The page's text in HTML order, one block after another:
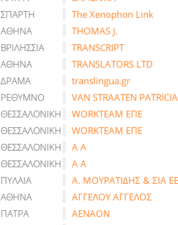
ΣΠΑΡΤΗ
The Xenophon Link
ΑΘΗΝΑ
THOMAS J.
ΒΡΙΛΗΣΣΙΑ
TRANSCRIPT
ΑΘΗΝΑ
TRANSLATORS LTD
ΔΡΑΜΑ
translingua.gr
ΡΕΘΥΜΝΟ
VAN STRAATEN PATRICIA
ΘΕΣΣΑΛΟΝΙΚΗ
WORKTEAM ΕΠΕ
ΘΕΣΣΑΛΟΝΙΚΗ
WORKTEAM ΕΠΕ
ΘΕΣΣΑΛΟΝΙΚΗ
Α Α
ΘΕΣΣΑΛΟΝΙΚΗ
Α Α
ΠΥΛΑΙΑ
Α. ΜΟΥΡΑΤΙΔΗΣ & ΣΙΑ ΕΕ
ΑΘΗΝΑ
ΑΓΓΕΛΟΥ ΑΓΓΕΛΟΣ
ΠΑΤΡΑ
ΑΕΝΑΟΝ